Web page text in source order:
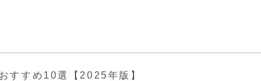
すすめ10選【2025年版】